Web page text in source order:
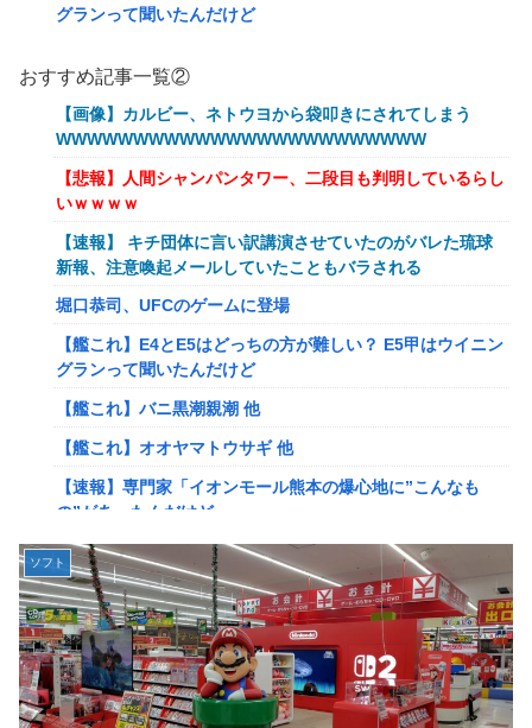
グランって聞いたんだけど
【艦これ】オオヤマトウサギ 他
【艦これ】授業中に居眠りふぶき 他
【画像】令和最新版のあのちゃん、可愛過ぎてワイらにブッ
刺さりまくりw w w w w w
【爆笑動画】ママさん「新しい洗濯機買って1発目に回した
らコレw」←こwれwはw w w w w w w w w w
岡田斗司夫「人間の本音としてブサイクを見たら不愉快にな
る。この責任をどうとるんだ」
【速報】ルフィの幹部、懲役20年に決定する←コレは妥当
か？？？？？？？
【NGS】ルーサー緊急、新武器、東方コラボ、EXレベル
40… 8/5はアップデート盛り沢山！？貴様ら何から始める？
( •᷄ὤ•᷅ )
ヨーロッパが右翼政党の党員から銀行口座を作る権利を剥
【ウマ娘】ケンタ？のシオン
韓国人「海上自衛隊護衛艦ちょうかいによるトマホーク巡航
ミサイルの実射試験に韓国人が衝撃！」→「着々と進む最新
鋭の防衛装備‥」
【画像】かつて天下を獲っていたYouTuberの現在ｗｗｗｗ
おすすめ記事一覧②
【画像】カルビー、ネトウヨから袋叩きにされてしまう
WWWWWWWWWWWWWWWWWWWWWWWW
【悲報】人間シャンパンタワー、二段目も判明しているらし
いｗｗｗｗ
【速報】 キチ団体に言い訳講演させていたのがバレた琉球
新報、注意喚起メールしていたこともバラされる
堀口恭司、UFCのゲームに登場
【艦これ】E4とE5はどっちの方が難しい？ E5甲はウイニン
グランって聞いたんだけど
【艦これ】バニ黒潮親潮 他
【艦これ】オオヤマトウサギ 他
【速報】専門家「イオンモール熊本の爆心地に”こんなも
の”があったんだけど…」
【画像】かつて天下を獲っていたYouTuberの現在ｗｗｗｗ
【悲報】映画館の客、ほぼバイオテロレベルのやらかしで観
客が避難する事態にｗｗｗｗ
【警告】社会人「スムージーにキウイ皮ごと入れよ。これ美
容にいいんだよね〜」→ 結果…
【悲報】有名漫画家、がんを公表「大腸癌になってしまいま
ソフト